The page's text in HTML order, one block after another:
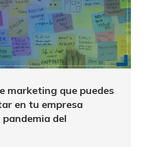
marketing que puedes
en tu empresa
del